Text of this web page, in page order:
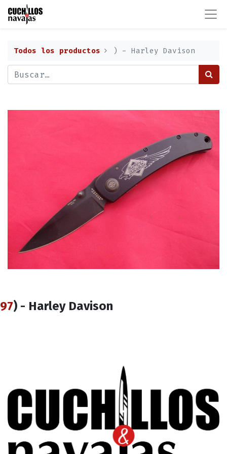
Todos los productos ) - Harley Davison
97) - Harley Davison